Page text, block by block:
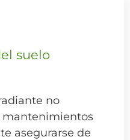
suelo
no
mantenimientos
asegurarse de